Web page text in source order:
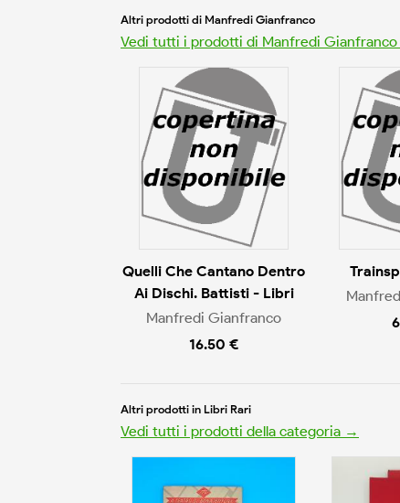
Altri prodotti di Manfredi Gianfranco
Vedi tutti i prodotti di Manfredi
Quelli Che Cantano Dentro
Ai Dischi. Battisti - Libri
Manfredi Gianfranco
16.50 €
Altri prodotti in Libri Rari
Vedi tutti i prodotti della categoria →